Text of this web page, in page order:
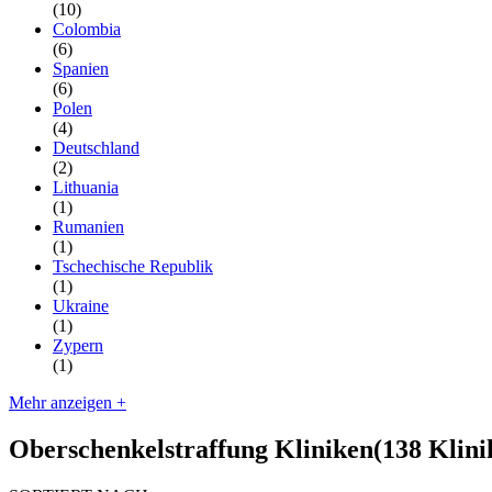
(10)
Colombia
(6)
Spanien
(6)
Polen
(4)
Deutschland
(2)
Lithuania
(1)
Rumanien
(1)
Tschechische Republik
(1)
Ukraine
(1)
Zypern
(1)
Mehr anzeigen +
Oberschenkelstraffung Kliniken(138